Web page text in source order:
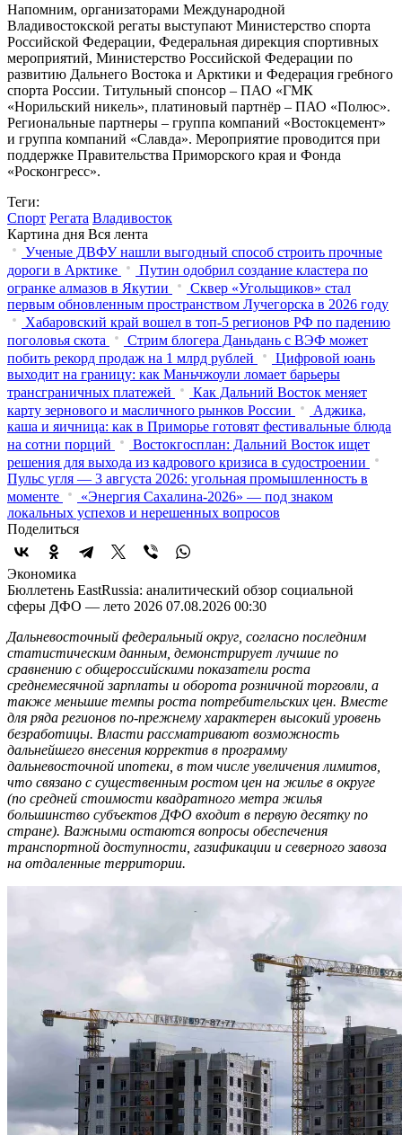
Напомним, организаторами Международной
Владивостокской регаты выступают Министерство спорта
Российской Федерации, Федеральная дирекция спортивных
мероприятий, Министерство Российской Федерации по
развитию Дальнего Востока и Арктики и Федерация гребного
спорта России. Титульный спонсор – ПАО «ГМК
«Норильский никель», платиновый партнёр – ПАО «Полюс».
Региональные партнеры – группа компаний «Востокцемент»
и группа компаний «Славда». Мероприятие проводится при
поддержке Правительства Приморского края и Фонда
«Росконгресс».
Теги:
Спорт Регата Владивосток
Картина дня Вся лента
Ученые ДВФУ нашли выгодный способ строить прочные
дороги в Арктике
Путин одобрил создание кластера по
огранке алмазов в Якутии
Сквер «Угольщиков» стал
первым обновленным пространством Лучегорска в 2026 году
Хабаровский край вошел в топ-5 регионов РФ по падению
поголовья скота
Стрим блогера Даньдань с ВЭФ может
побить рекорд продаж на 1 млрд рублей
Цифровой юань
выходит на границу: как Маньчжоули ломает барьеры
трансграничных платежей
Как Дальний Восток меняет
карту зернового и масличного рынков России
Аджика,
каша и яичница: как в Приморье готовят фестивальные блюда
на сотни порций
Востокгосплан: Дальний Восток ищет
решения для выхода из кадрового кризиса в судостроении
Пульс угля — 3 августа 2026: угольная промышленность в
моменте
«Энергия Сахалина-2026» — под знаком
локальных успехов и нерешенных вопросов
Поделиться
Экономика
Бюллетень EastRussia: аналитический обзор социальной
сферы ДФО — лето 2026 07.08.2026 00:30
Дальневосточный федеральный округ, согласно последним
статистическим данным, демонстрирует лучшие по
сравнению с общероссийскими показатели роста
среднемесячной зарплаты и оборота розничной торговли, а
также меньшие темпы роста потребительских цен. Вместе
для ряда регионов по-прежнему характерен высокий уровень
безработицы. Власти рассматривают возможность
дальнейшего внесения корректив в программу
дальневосточной ипотеки, в том числе увеличения лимитов,
что связано с существенным ростом цен на жилье в округе
(по средней стоимости квадратного метра жилья
большинство субъектов ДФО входит в первую десятку по
стране). Важными остаются вопросы обеспечения
транспортной доступности, газификации и северного завоза
на отдаленные территории.